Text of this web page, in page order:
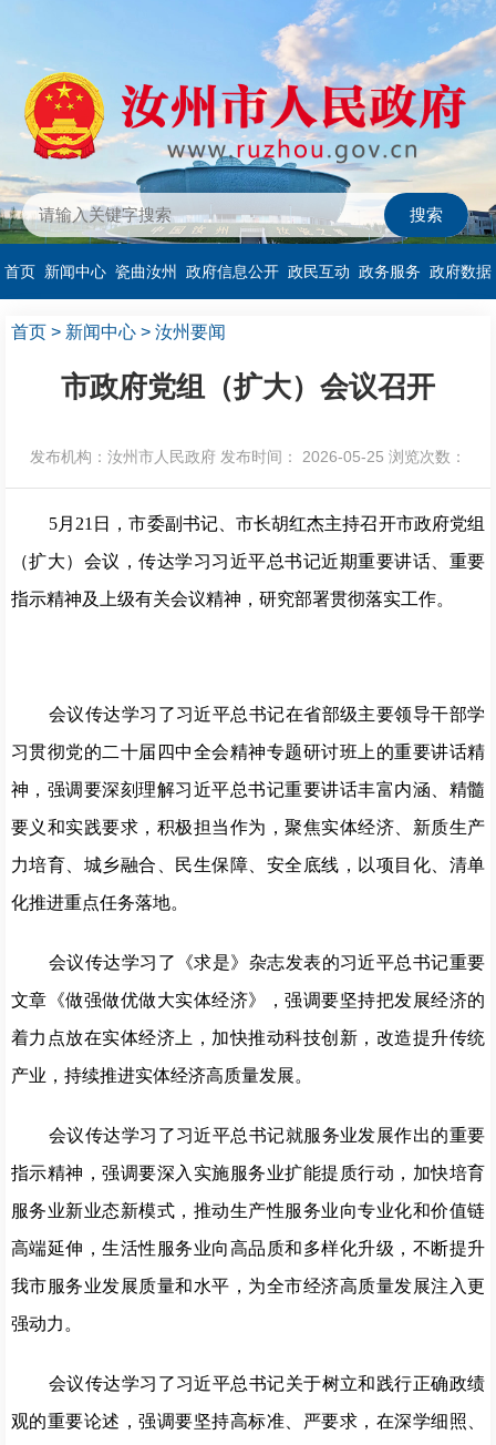
首页 新闻中心 瓷曲汝州 政府信息公开 政民互动 政务服务 政府数据
首页 > 新闻中心 > 汝州要闻
市政府党组（扩大）会议召开
发布机构：汝州市人民政府 发布时间： 2026-05-25 浏览次数：
5月21日，市委副书记、市长胡红杰主持召开市政府党组
（扩大）会议，传达学习习近平总书记近期重要讲话、重要
指示精神及上级有关会议精神，研究部署贯彻落实工作。
会议传达学习了习近平总书记在省部级主要领导干部学
习贯彻党的二十届四中全会精神专题研讨班上的重要讲话精
神，强调要深刻理解习近平总书记重要讲话丰富内涵、精髓
要义和实践要求，积极担当作为，聚焦实体经济、新质生产
力培育、城乡融合、民生保障、安全底线，以项目化、清单
化推进重点任务落地。
会议传达学习了《求是》杂志发表的习近平总书记重要
文章《做强做优做大实体经济》，强调要坚持把发展经济的
着力点放在实体经济上，加快推动科技创新，改造提升传统
产业，持续推进实体经济高质量发展。
会议传达学习了习近平总书记就服务业发展作出的重要
指示精神，强调要深入实施服务业扩能提质行动，加快培育
服务业新业态新模式，推动生产性服务业向专业化和价值链
高端延伸，生活性服务业向高品质和多样化升级，不断提升
我市服务业发展质量和水平，为全市经济高质量发展注入更
强动力。
会议传达学习了习近平总书记关于树立和践行正确政绩
观的重要论述，强调要坚持高标准、严要求，在深学细照、